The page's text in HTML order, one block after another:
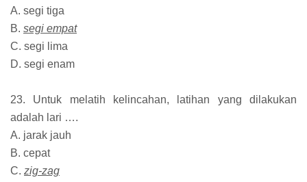
A. segi tiga
B. segi empat
C. segi lima
D. segi enam
23. Untuk melatih kelincahan, latihan yang dilakukan
adalah lari ….
A. jarak jauh
B. cepat
C. zig-zag